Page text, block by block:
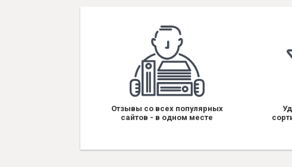
Отзывы со всех популярных
сайтов - в одном месте